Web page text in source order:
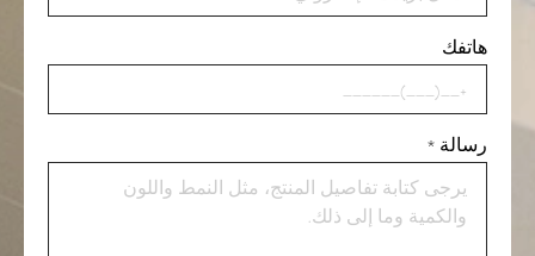
هاتفك
رسالة *